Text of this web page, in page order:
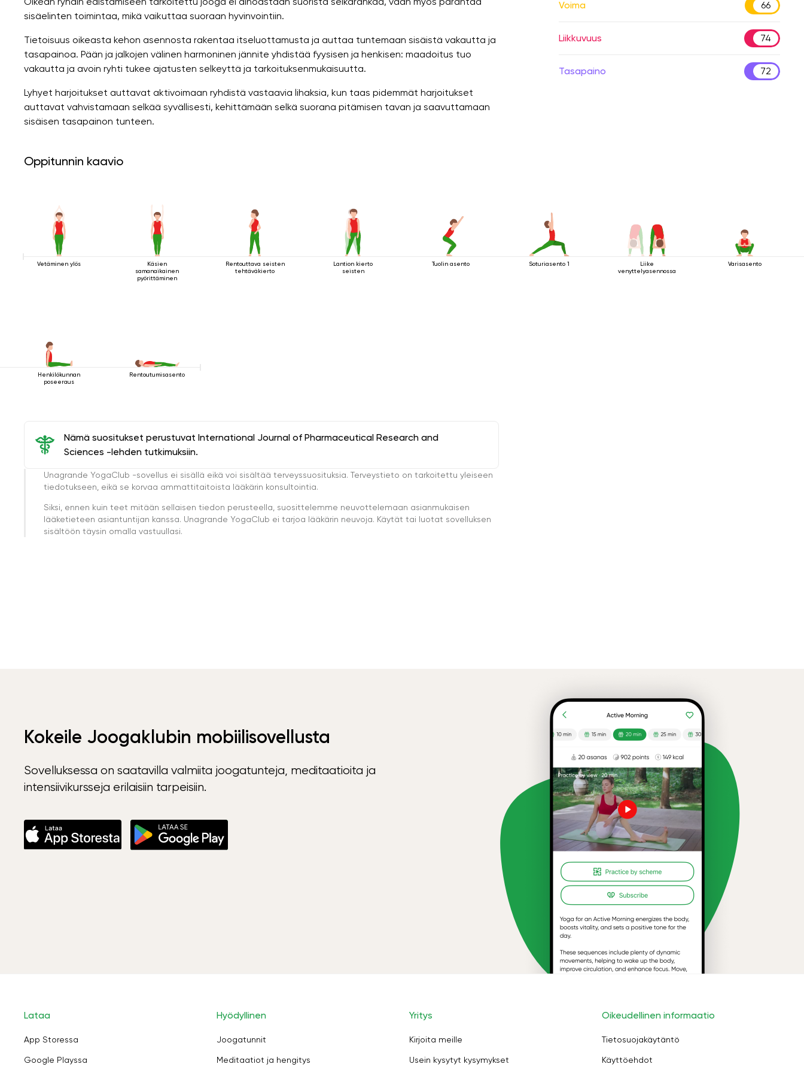
sisäelinten toimintaa, mikä vaikuttaa suoraan hyvinvointiin.
Tietoisuus oikeasta kehon asennosta rakentaa itseluottamusta ja auttaa tuntemaan sisäistä vakautta ja
tasapainoa. Pään ja jalkojen välinen harmoninen jännite yhdistää fyysisen ja henkisen: maadoitus tuo
vakautta ja avoin ryhti tukee ajatusten selkeyttä ja tarkoituksenmukaisuutta.
Lyhyet harjoitukset auttavat aktivoimaan ryhdistä vastaavia lihaksia, kun taas pidemmät harjoitukset
auttavat vahvistamaan selkää syvällisesti, kehittämään selkä suorana pitämisen tavan ja saavuttamaan
sisäisen tasapainon tunteen.
Voima 66
Liikkuvuus 74
Tasapaino 72
Oppitunnin kaavio
Vetäminen ylös
Käsien
samanaikainen
pyörittäminen
Rentouttava seisten
tehtäväkierto
Lantion kierto
seisten
Tuolin asento Soturiasento 1
Liike
venyttelyasennossa
Varisasento
Henkilökunnan
poseeraus
Rentoutumisasento
Nämä suositukset perustuvat International Journal of Pharmaceutical Research and
Sciences -lehden tutkimuksiin.
Unagrande YogaClub -sovellus ei sisällä eikä voi sisältää terveyssuosituksia. Terveystieto on tarkoitettu yleiseen
tiedotukseen, eikä se korvaa ammattitaitoista lääkärin konsultointia.
Siksi, ennen kuin teet mitään sellaisen tiedon perusteella, suosittelemme neuvottelemaan asianmukaisen
lääketieteen asiantuntijan kanssa. Unagrande YogaClub ei tarjoa lääkärin neuvoja. Käytät tai luotat sovelluksen
sisältöön täysin omalla vastuullasi.
Kokeile Joogaklubin mobiilisovellusta
Sovelluksessa on saatavilla valmiita joogatunteja, meditaatioita ja
intensiivikursseja erilaisiin tarpeisiin.
Lataa
App Storessa
Google Playssa
Hyödyllinen
Joogatunnit
Meditaatiot ja hengitys
Yritys
Kirjoita meille
Usein kysytyt kysymykset
Oikeudellinen informaatio
Tietosuojakäytäntö
Käyttöehdot